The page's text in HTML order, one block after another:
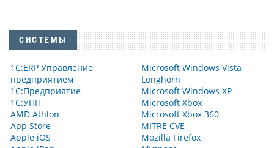
СИСТЕМЫ
1С:ERP Управление
предприятием
1С:Предприятие
1С:УПП
AMD Athlon
App Store
Apple iOS
Microsoft Windows Vista
Longhorn
Microsoft Windows XP
Microsoft Xbox
Microsoft Xbox 360
MITRE CVE
Mozilla Firefox